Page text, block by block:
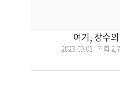
여기, 장수
2023.09.01 조회